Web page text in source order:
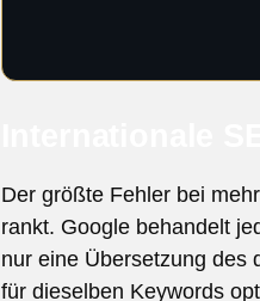
Der größte Fehler bei
rankt. Google behandelt
nur eine Übersetzung des
für dieselben Keywords